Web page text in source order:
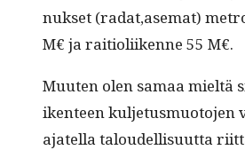
nuk­set (radat,asemat)
M€ ja raiti­oli­ikenne 55 M€.
Muuten olen samaa mieltä
iken­teen kul­je­tus­muo­to­jen
ajatel­la taloudel­lisu­ut­ta